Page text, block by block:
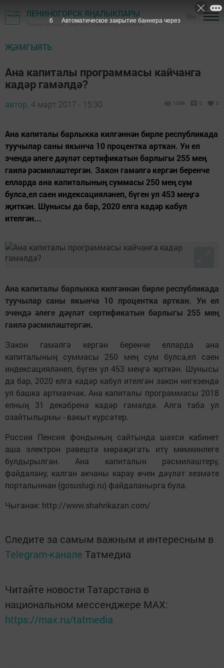
ЛЕНИНОГОРСК ЯҢАЛЫКЛАРЫ
"Заман сулышы" газетасы - Лениногорск районы
ҖӘМГЫЯТЬ
Ана капиталы программасы кайчанга
кадәр гамәлдә?
автор, 4 март 2017 - 15:30 1099 0 0
Ана капиталы барлыкка килгәннән бирле республикада
туучылар саны якынча 10 процентка арткан. Ун ел
эчендә әлеге дәүләт сертификатын барлыгы 255 мең
гаилә рәсмиләштергән. Закон гамәлгә кергән беренче
елларда ана капиталының суммасы 250 мең сум
булса,ел саен индексацияләнеп, бүген ул 453 меңгә
җиткән. Шунысы да бар, 2020 елга кадәр кабул
ителгән...
Ана капиталы барлыкка килгәннән бирле республикада
туучылар саны якынча 10 процентка арткан. Ун ел
эчендә әлеге дәүләт сертификатын барлыгы 255 мең
гаилә рәсмиләштергән.
Закон гамәлгә кергән беренче елларда ана
капиталының суммасы 250 мең сум булса,ел саен
индексацияләнеп, бүген ул 453 меңгә җиткән. Шунысы
да бар, 2020 елга кадәр кабул ителгән закон нигезендә
ул башка артмаячак. Ана капиталы программасы 2018
елның 31 декабренә кадәр гамәлдә. Алга таба ул
озайтылырмы - вакыт күрсәтер.
Россия Пенсия фондының сайтында шәхси кабинет
аша электрон рәвештә мөрәҗәгать итү мөмкинлеге
булдырылган. Ана капиталын рәсмиләштерү,
файдалану, калган акчаны карау өчен дәүләт хезмәте
порталыннан (gosuslugi.ru) файдаланырга була.
Чыганак: http://www.shahrikazan.com/
Следите за самым важным и интересным в
Telegram-канале Татмедиа
Читайте новости Татарстана в
национальном мессенджере MАХ:
https://max.ru/tatmedia
5 Автоматическое закрытие баннера через